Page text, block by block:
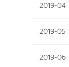
2019-04
2019-05
2019-06